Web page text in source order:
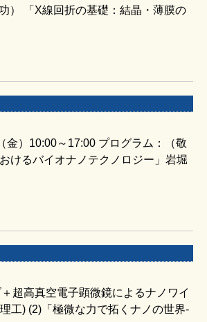
） 「X線回折の基礎：結晶・薄膜の
金）10:00～17:00 プログラム：（敬
けるバイオナノテクノロジー」岩堀
超高真空電子顕微鏡によるナノワイ
(2)「極微な力で拓くナノの世界-